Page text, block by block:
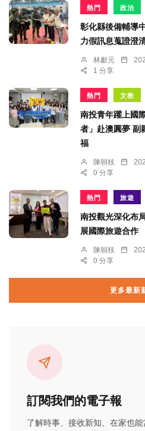
熱門 政治
彰化縣後備輔導
力假訊息蒐證澄
林獻元
1 分享
熱門 文教
南投青年躍上國
者」赴澳圓夢 副
福
陳朝枝
0 分享
熱門 旅遊
南投觀光深化布
展國際旅遊合作
陳朝枝
0 分享
更多最新
訂閱我們的電子報
了解時事、接收新知、在家也能